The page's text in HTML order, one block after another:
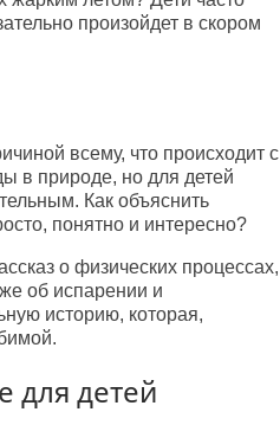
произойдет в скором
всему, что происходит с
в природе, но для детей
Как объяснить
понятно и интересно?
о физических процессах,
об испарении и
историю, которая,
для детей